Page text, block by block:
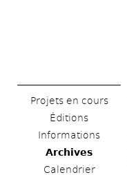
Projets en cours
Éditions
Informations
Archives
Calendrier